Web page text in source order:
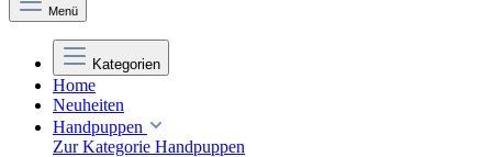
Menü
Kategorien
Home
Neuheiten
Handpuppen
Zur Kategorie Handpuppen